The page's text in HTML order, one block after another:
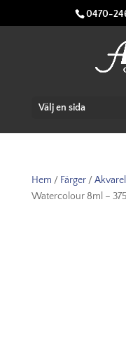
0470-
Välj en sida
Hem / Färger/
Watercolour 8ml –